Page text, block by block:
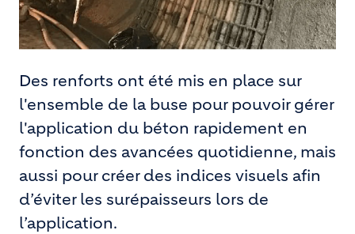
Des renforts ont été mis en place sur
l'ensemble de la buse pour pouvoir gérer
l'application du béton rapidement en
fonction des avancées quotidienne, mais
aussi pour créer des indices visuels afin
d’éviter les surépaisseurs lors de
l’application.